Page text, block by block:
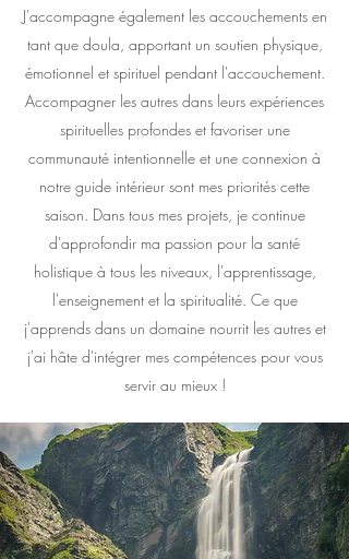
J'accompagne également les accouchements en
tant que doula, apportant un soutien physique,
émotionnel et spirituel pendant l'accouchement.
Accompagner les autres dans leurs expériences
spirituelles profondes et favoriser une
communauté intentionnelle et une connexion à
notre guide intérieur sont mes priorités cette
saison. Dans tous mes projets, je continue
d'approfondir ma passion pour la santé
holistique à tous les niveaux, l'apprentissage,
l'enseignement et la spiritualité. Ce que
j'apprends dans un domaine nourrit les autres et
j'ai hâte d'intégrer mes compétences pour vous
servir au mieux !